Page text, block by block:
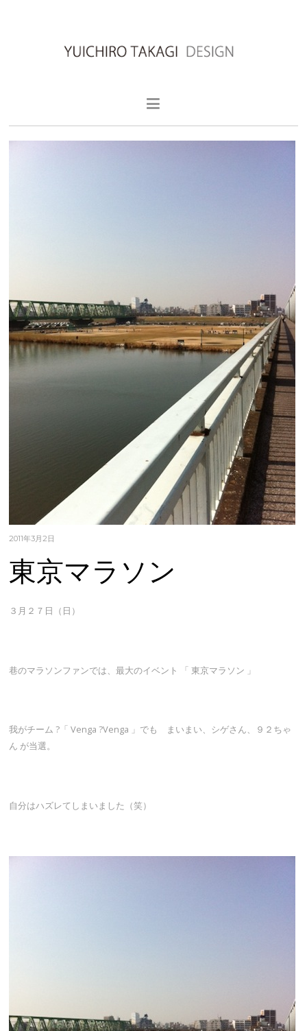
2011年3月2日
東京マラソン
３月２７日（日）
巷のマラソンファンでは、最大のイベント 「 東京マラソン 」
我がチーム ?「 Venga ?Venga 」でも まいまい、シゲさん、９２ちゃ
ん が当選。
自分はハズレてしまいました（笑）